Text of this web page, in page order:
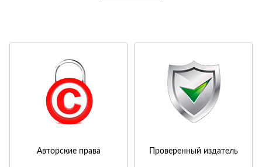
Авторские права Проверенный издатель